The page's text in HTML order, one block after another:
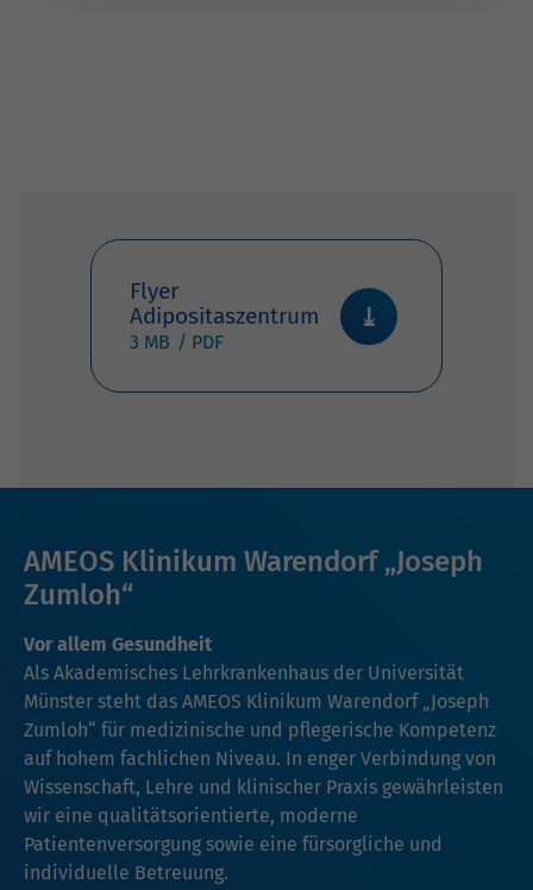
Flyer
Adipositaszentrum
3 MB
AMEOS Klinikum Warendorf „Joseph
Zumloh“
Vor allem Gesundheit
Als Akademisches Lehrkrankenhaus der Universität
Münster steht das AMEOS Klinikum Warendorf „Joseph
Zumloh“ für medizinische und pflegerische Kompetenz
auf hohem fachlichen Niveau. In enger Verbindung von
Wissenschaft, Lehre und klinischer Praxis gewährleisten
wir eine qualitätsorientierte, moderne
Patientenversorgung sowie eine fürsorgliche und
individuelle Betreuung.